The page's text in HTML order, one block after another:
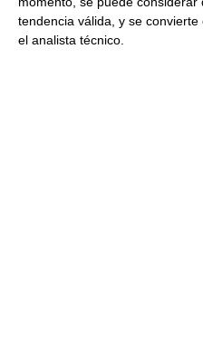
tendencia válida, y se
el analista técnico.